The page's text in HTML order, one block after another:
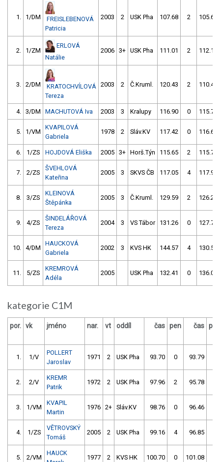
1. 1/DM
FREISLEBENOVÁ
Patricia
2003 2 USK Pha 107.68 2 105.62
2. 1/ZM
ERLOVÁ
Natálie
2006 3+ USK Pha 111.01 2 112.11
3. 2/DM
KRATOCHVÍLOVÁ
Tereza
2003 2 Č.Kruml. 120.43 2 110.42
4. 3/DM MACHUTOVÁ Iva 2003 3 Kralupy 116.90 0 115.79
5. 1/VM
KVAPILOVÁ
Gabriela
1978 2 Sláv.KV 117.42 0 116.64
6. 1/ZS HOJDOVÁ Eliška 2005 3+ Horš.Týn 115.65 2 115.71
7. 2/ZS
ŠVEHLOVÁ
Kateřina
2005 3 SKVS ČB 117.05 4 117.96
8. 3/ZS
KLEINOVÁ
Štěpánka
2005 3 Č.Kruml. 129.59 2 126.29
9. 4/ZS
ŠINDELÁŘOVÁ
Tereza
2004 3 VS Tábor 131.26 0 127.75
10. 4/DM
HAUCKOVÁ
Gabriela
2002 3 KVS HK 144.57 4 130.51
11. 5/ZS
KREMROVÁ
Adéla
2005 USK Pha 132.41 0 136.05
kategorie C1M
por. vk jméno nar. vt oddíl čas pen čas pen
1. 1/V
POLLERT
Jaroslav
1971 2 USK Pha 93.70 0 93.79
2. 2/V
KREMR
Patrik
1972 2 USK Pha 97.96 2 95.78
3. 1/VM
KVAPIL
Martin
1976 2+ Sláv.KV 98.76 0 96.46
4. 1/ZS
VĚTROVSKÝ
Tomáš
2005 2 USK Pha 99.16 4 96.85
5. 2/VM
HAUCK
1977 2 KVS HK 100.70 0 101.08